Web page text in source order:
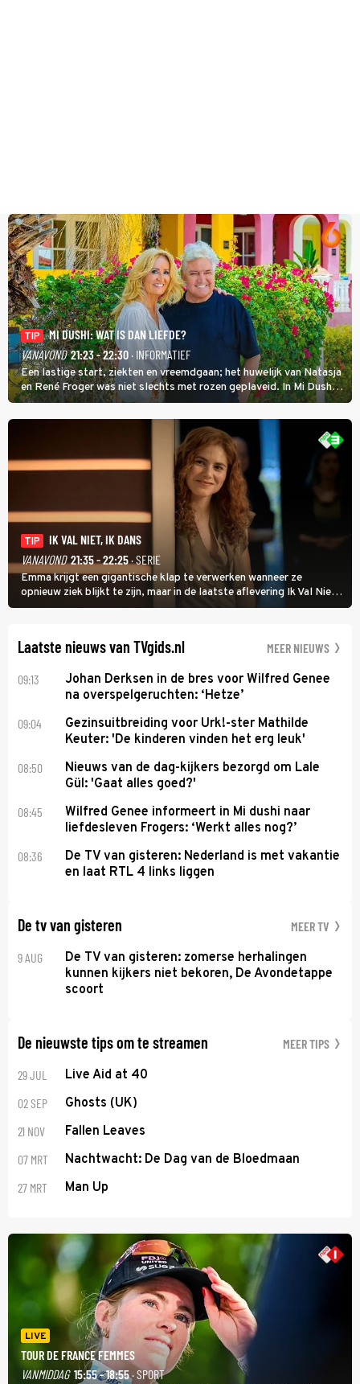
TIP
MI DUSHI: WAT IS DAN LIEFDE?
VANAVOND 21:23 - 22:30 · INFORMATIEF
Een lastige start, ziekten en vreemdgaan; het huwelijk van Natasja
en René Froger was niet slechts met rozen geplaveid. In Mi Dushi:
Wat Is Dan Liefde? neemt Wilfred Genee het showbizzkoppel mee
uit vissen om het over de liefde te hebben.
TIP
IK VAL NIET, IK DANS
VANAVOND 21:35 - 22:25· SERIE
Emma krijgt een gigantische klap te verwerken wanneer ze
opnieuw ziek blijkt te zijn, maar in de laatste aflevering Ik Val Niet,
Ik Dans laat ze zien dat ze niet van plan is op te geven, zelfs als ze
Laatste nieuws van TVgids.nl MEER NIEUWS
09:13
Johan Derksen in de bres voor Wilfred Genee
na overspelgeruchten: ‘Hetze’
09:04
Gezinsuitbreiding voor Urk!-ster Mathilde
Keuter: 'De kinderen vinden het erg leuk'
08:50
Nieuws van de dag-kijkers bezorgd om Lale
Gül: 'Gaat alles goed?'
08:45
Wilfred Genee informeert in Mi dushi naar
liefdesleven Frogers: ‘Werkt alles nog?’
08:36
De TV van gisteren: Nederland is met vakantie
en laat RTL 4 links liggen
De tv van gisteren MEER TV
9 AUG
De TV van gisteren: zomerse herhalingen
kunnen kijkers niet bekoren, De Avondetappe
scoort
De nieuwste tips om te streamen MEER TIPS
29 JUL Live Aid at 40
02 SEP Ghosts (UK)
21 NOV Fallen Leaves
07 MRT Nachtwacht: De Dag van de Bloedmaan
27 MRT Man Up
LIVE
TOUR DE FRANCE FEMMES
VANMIDDAG 15:55 - 18:55· SPORT